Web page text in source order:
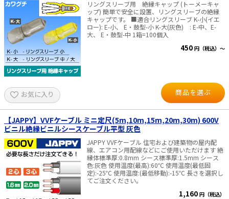
リングスリーブ用 絶縁キャップ (トーメーキャ
ップ) 簡単で安全に設置、リングスリーブの絶縁
キャップです。 ■適合リングスリーブ K-小(イエ
ロー): E-小、 E・鼓型-小 K-大(灰色) : E-中、E-
大、 E・鼓型-中 1箱=100個入
450 円（税込）～
お気に入り 商品を選ぶ
【JAPPY】VVFケーブル ミニ定尺(5m,10m,15m,20m,30m) 600V
ビニル絶縁ビニルシースケーブル平型 灰色
JAPPY VVFケーブル 住宅および建築物の屋内配
線、エアコン用配線などにご使用いただけます 絶
縁体標準厚:0.8mm シース標準厚:1.5mm シース
色:灰色 使用温度(最高):60℃ 使用温度(最低固
定):-25℃ 使用温度:(最低移動):-15℃ 長さを選択し
てご注文ください。
1,160 円（税込）